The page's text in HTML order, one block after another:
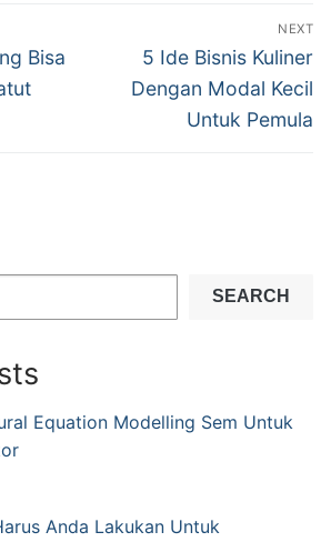
Bisa
NEXT
Next
post:
5 Ide Bisnis Kuliner
Dengan Modal Kecil
Untuk Pemula
SEARCH
Equation Modelling Sem Untuk
Anda Lakukan Untuk